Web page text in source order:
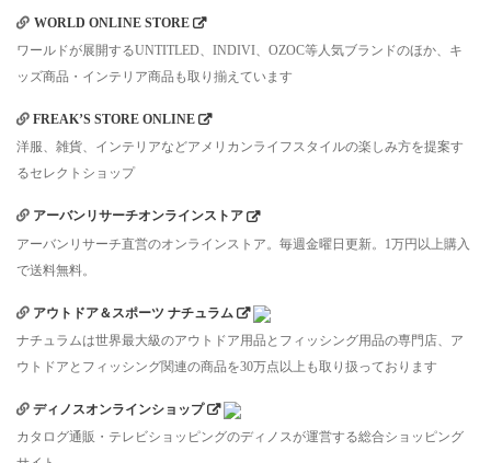
WORLD ONLINE STORE
ワールドが展開するUNTITLED、INDIVI、OZOC等人気ブランドのほか、キ
ッズ商品・インテリア商品も取り揃えています
FREAK’S STORE ONLINE
洋服、雑貨、インテリアなどアメリカンライフスタイルの楽しみ方を提案す
るセレクトショップ
アーバンリサーチオンラインストア
アーバンリサーチ直営のオンラインストア。毎週金曜日更新。1万円以上購入
で送料無料。
アウトドア＆スポーツ ナチュラム
ナチュラムは世界最大級のアウトドア用品とフィッシング用品の専門店、ア
ウトドアとフィッシング関連の商品を30万点以上も取り扱っております
ディノスオンラインショップ
カタログ通販・テレビショッピングのディノスが運営する総合ショッピング